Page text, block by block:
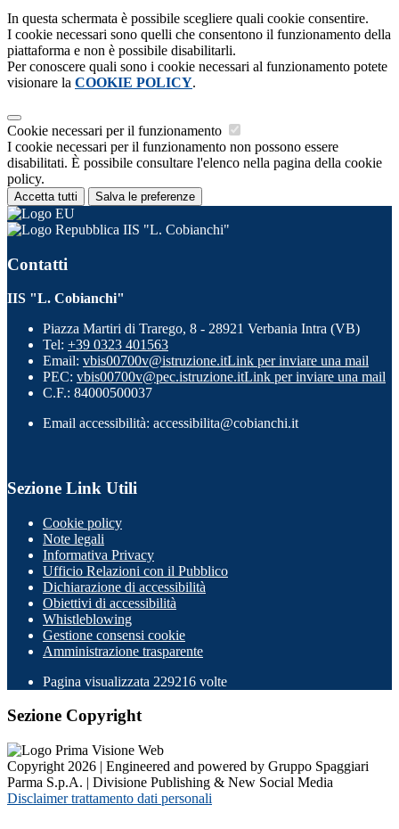
In questa schermata è possibile scegliere quali cookie consentire.
I cookie necessari sono quelli che consentono il funzionamento della
piattaforma e non è possibile disabilitarli.
Per conoscere quali sono i cookie necessari al funzionamento potete
visionare la COOKIE POLICY.
Cookie necessari per il funzionamento
I cookie necessari per il funzionamento non possono essere
disabilitati. È possibile consultare l'elenco nella pagina della cookie
policy.
Accetta tutti Salva le preferenze
IIS "L. Cobianchi"
Contatti
IIS "L. Cobianchi"
Piazza Martiri di Trarego, 8 - 28921 Verbania Intra (VB)
Tel: +39 0323 401563
Email: vbis00700v@istruzione.itLink per inviare una mail
PEC: vbis00700v@pec.istruzione.itLink per inviare una mail
C.F.: 84000500037
Email accessibilità: accessibilita@cobianchi.it
Sezione Link Utili
Cookie policy
Note legali
Informativa Privacy
Ufficio Relazioni con il Pubblico
Dichiarazione di accessibilità
Obiettivi di accessibilità
Whistleblowing
Gestione consensi cookie
Amministrazione trasparente
Pagina visualizzata 229216 volte
Sezione Copyright
Copyright 2026 | Engineered and powered by Gruppo Spaggiari
Parma S.p.A. | Divisione Publishing & New Social Media
Disclaimer trattamento dati personali